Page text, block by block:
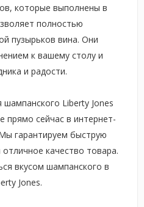
которые выполнены в
полностью
пузырьков вина. Они
к вашему столу и
и радости.
Liberty Jones
сейчас в интернет-
гарантируем быструю
качество товара.
вкусом шампанского в
Jones.